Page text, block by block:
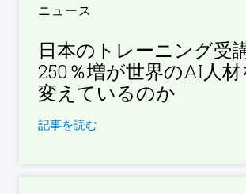
ニュース
日本のトレーニング受
250％増が世界のAI人材
変えているのか
記事を読む